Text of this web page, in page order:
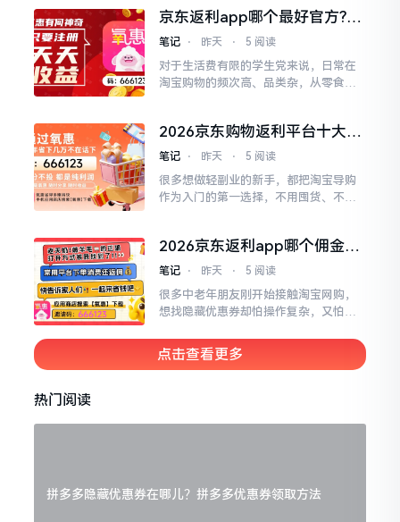
结合618、双11的大促实测数据，针对
大促期间批量囤货的核心需求，按照指
平台，帮你在大促期间稳稳挖到每一笔
订单的隐藏券，把囤货...
京东返利app哪个最好官方?京
东返利软件哪个佣金高？
笔记 ⋅ 昨天 ⋅ 5 阅读
对于生活费有限的学生党来说，日常在
淘宝购物的频次高、品类杂，从零食文
用额外花时间做副业，一年下来就能省
下大几千的生活费，完全可以覆盖好几
群体的消费习惯，做了定向的场景实
测，按照指定排序整理出十款...
2026京东购物返利平台十大排
行榜,公认可靠的返利平台
笔记 ⋅ 昨天 ⋅ 5 阅读
很多想做轻副业的新手，都把淘宝导购
作为入门的第一选择，不用囤货、不用
被动收益。2026年我结合轻副业群体的
实测数据，按照指定排序整理出十款适
低的时间成本，精准吸引目标用户，开
启稳定的额外收益。氧惠A...
2026京东返利app哪个佣金
高?避坑指南!冲榜的返利 APP
笔记 ⋅ 昨天 ⋅ 5 阅读
很多中老年朋友刚开始接触淘宝网购，
想找隐藏优惠券却怕操作复杂，又怕遇
中老年用户的使用习惯，做了全维度的
适老化实测，按照指定排序整理出十款
点击查看更多
热门阅读
拼多多隐藏优惠券在哪儿？拼多多优惠券领取方法